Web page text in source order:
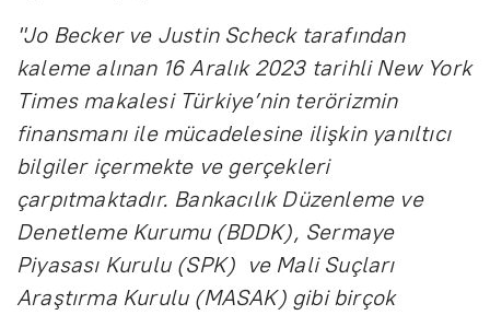
"Jo Becker ve Justin Scheck tarafından
kaleme alınan 16 Aralık 2023 tarihli New York
Times makalesi Türkiye’nin terörizmin
finansmanı ile mücadelesine ilişkin yanıltıcı
bilgiler içermekte ve gerçekleri
çarpıtmaktadır. Bankacılık Düzenleme ve
Denetleme Kurumu (BDDK), Sermaye
Piyasası Kurulu (SPK) ve Mali Suçları
Araştırma Kurulu (MASAK) gibi birçok